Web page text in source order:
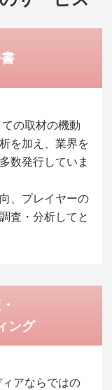
の取材の機動
を加え、業界を
数発行していま
、プレイヤーの
査・分析してと
ング
アならではの